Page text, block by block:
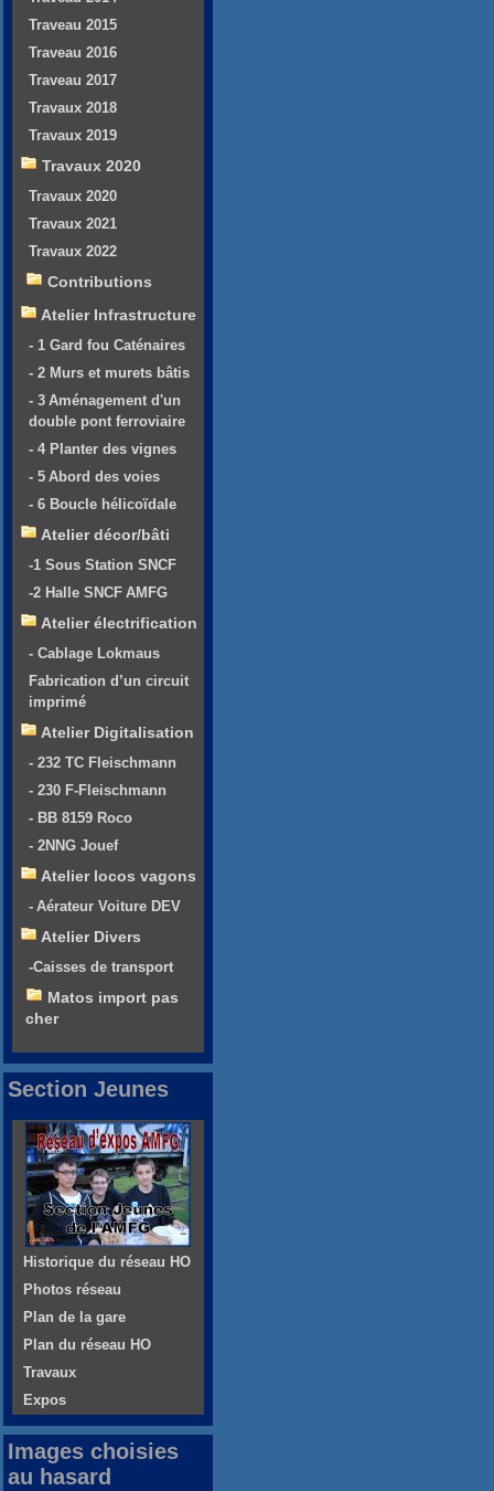
Traveau 2015
Traveau 2016
Traveau 2017
Travaux 2018
Travaux 2019
Travaux 2020
Travaux 2020
Travaux 2021
Travaux 2022
Contributions
Atelier Infrastructure
- 1 Gard fou Caténaires
- 2 Murs et murets bâtis
- 3 Aménagement d'un
double pont ferroviaire
- 4 Planter des vignes
- 5 Abord des voies
- 6 Boucle hélicoïdale
Atelier décor/bâti
-1 Sous Station SNCF
-2 Halle SNCF AMFG
Atelier électrification
- Cablage Lokmaus
Fabrication d’un circuit
imprimé
Atelier Digitalisation
- 232 TC Fleischmann
- 230 F-Fleischmann
- BB 8159 Roco
- 2NNG Jouef
Atelier locos vagons
- Aérateur Voiture DEV
Atelier Divers
-Caisses de transport
Matos import pas
cher
Section Jeunes
Historique du réseau HO
Photos réseau
Plan de la gare
Plan du réseau HO
Travaux
Expos
Images choisies
au hasard